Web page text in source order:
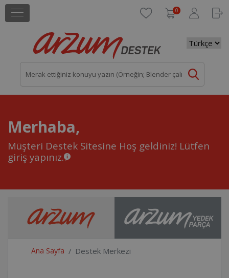
0
Merhaba,
Müşteri Destek Sitesine Hoş geldiniz! Lütfen
giriş yapınız.
Ana Sayfa Destek Merkezi